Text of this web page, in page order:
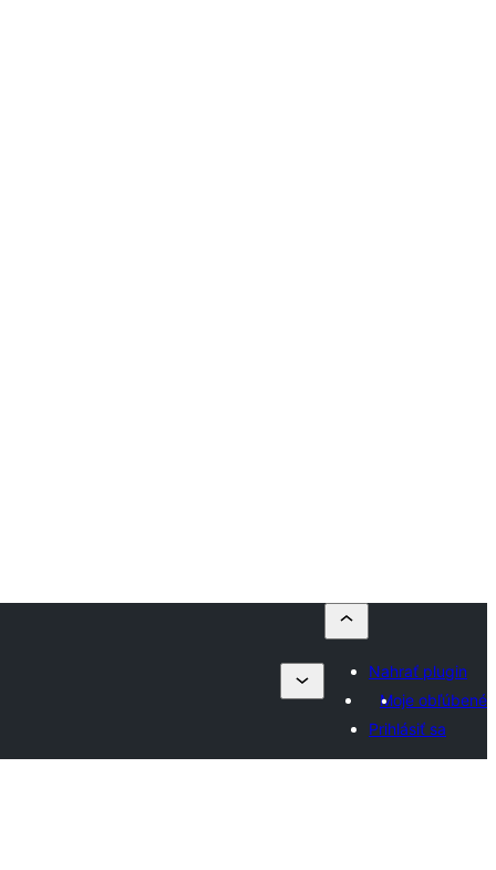
Nahrať plugin
Moje obľúbené
Prihlásiť sa